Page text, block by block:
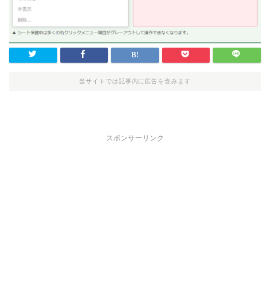
当サイトでは記事内に広告を含みます
スポンサーリンク